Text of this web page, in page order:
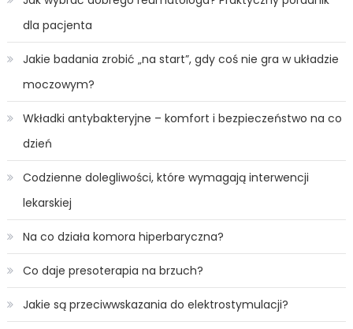
dla pacjenta
Jakie badania zrobić „na start”, gdy coś nie gra w układzie
moczowym?
Wkładki antybakteryjne – komfort i bezpieczeństwo na co
dzień
Codzienne dolegliwości, które wymagają interwencji
lekarskiej
Na co działa komora hiperbaryczna?
Co daje presoterapia na brzuch?
Jakie są przeciwwskazania do elektrostymulacji?